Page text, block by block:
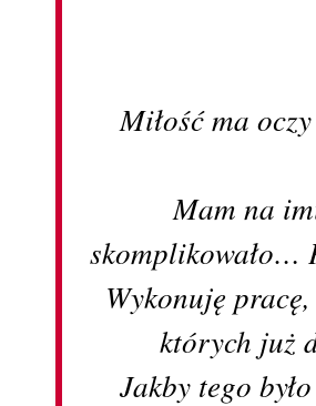
Miłość ma
Mam na
skomplikowało…
Wykonuję
których już
Jakby tego